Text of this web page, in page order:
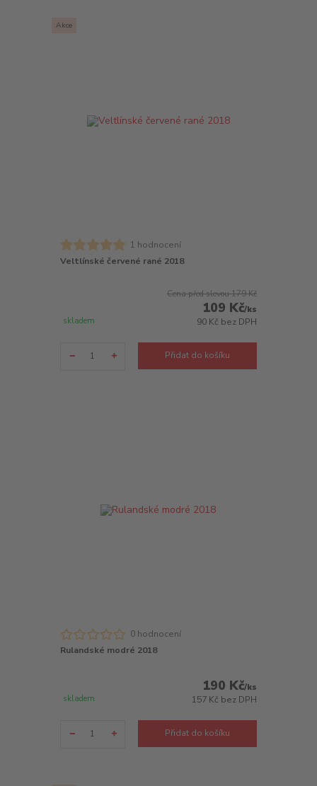
Akce
1 hodnocení
Veltlínské červené rané 2018
Cena před slevou179 Kč
109 Kč/ks
90 Kč bez DPH
skladem
Přidat do košíku
0 hodnocení
Rulandské modré 2018
190 Kč/ks
157 Kč bez DPH
skladem
Přidat do košíku